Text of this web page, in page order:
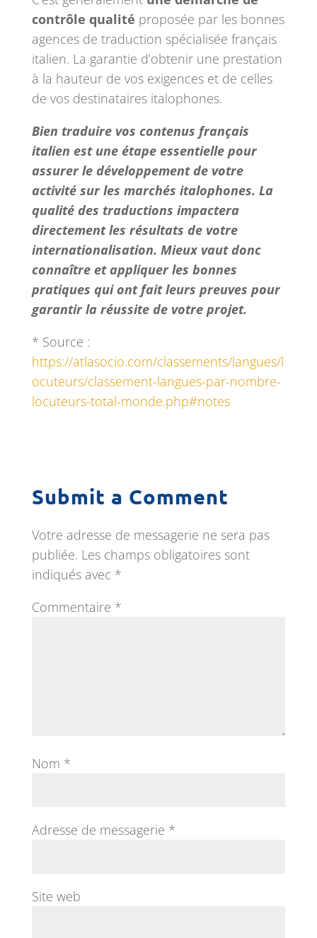
contrôle qualité proposée par les bonnes
agences de traduction spécialisée français
italien. La garantie d’obtenir une prestation
à la hauteur de vos exigences et de celles
de vos destinataires italophones.
Bien traduire vos contenus français
italien est une étape essentielle pour
assurer le développement de votre
activité sur les marchés italophones. La
qualité des traductions impactera
directement les résultats de votre
internationalisation. Mieux vaut donc
connaître et appliquer les bonnes
pratiques qui ont fait leurs preuves pour
garantir la réussite de votre projet.
* Source :
https://atlasocio.com/classements/langues/l
ocuteurs/classement-langues-par-nombre-
locuteurs-total-monde.php#notes
Submit a Comment
Votre adresse de messagerie ne sera pas
publiée. Les champs obligatoires sont
indiqués avec *
Commentaire *
Nom *
Adresse de messagerie *
Site web